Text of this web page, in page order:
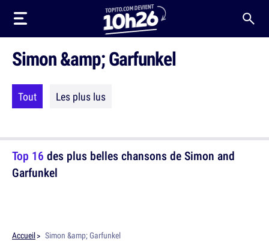
Simon &amp; Garfunkel
Tout Les plus lus
Top 16 des plus belles chansons de Simon and
Garfunkel
Accueil Simon &amp; Garfunkel